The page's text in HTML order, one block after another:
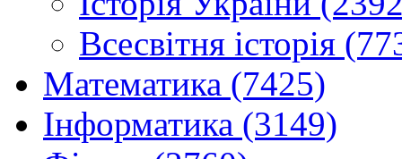
Всесвітня історія
Математика (7425)
Інформатика (3149)